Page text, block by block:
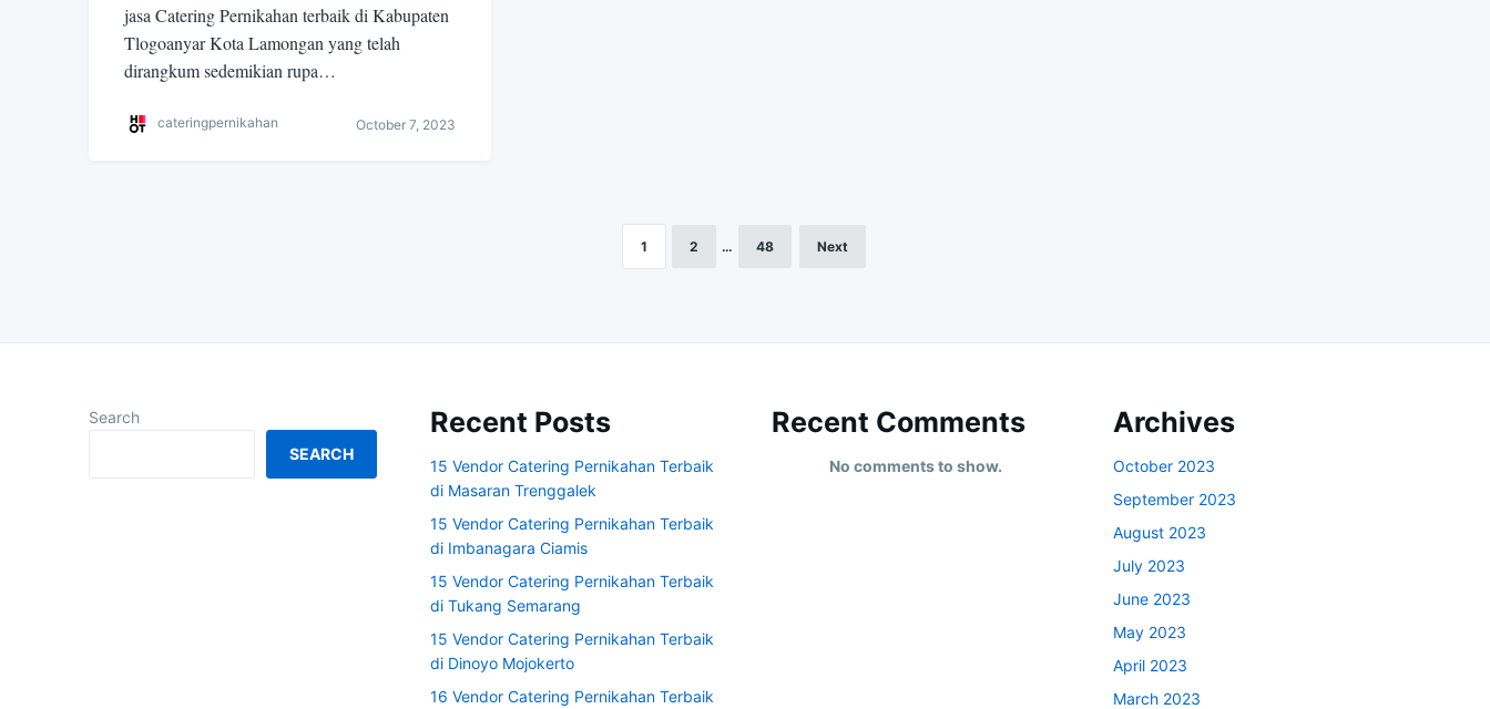
jasa Catering Pernikahan terbaik di Kabupaten
Tlogoanyar Kota Lamongan yang telah
dirangkum sedemikian rupa…
cateringpernikahan October 7, 2023
1 2 … 48 Next
Search
SEARCH
Recent Posts
15 Vendor Catering Pernikahan Terbaik
di Masaran Trenggalek
15 Vendor Catering Pernikahan Terbaik
di Imbanagara Ciamis
15 Vendor Catering Pernikahan Terbaik
di Tukang Semarang
15 Vendor Catering Pernikahan Terbaik
di Dinoyo Mojokerto
16 Vendor Catering Pernikahan Terbaik
Recent Comments
No comments to show.
Archives
October 2023
September 2023
August 2023
July 2023
June 2023
May 2023
April 2023
March 2023